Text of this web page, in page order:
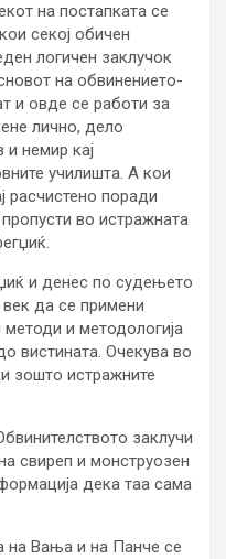
на постапката се
секој обичен
логичен заклучок
на обвинението-
и овде се работи за
лично, дело
немир кај
училишта. А кои
расчистено поради
во истражната
и денес по судењето
да се примени
методи и методологија
вистината. Очекува во
зошто истражните
заклучи
свиреп и монструозен
дека таа сама
на Вања и на Панче се